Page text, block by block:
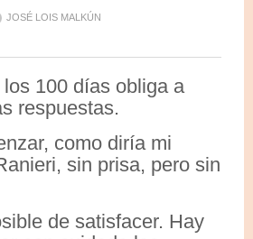
JOSÉ LOIS MALKÚN
100 días obliga a
respuestas.
como diría mi
sin prisa, pero sin
de satisfacer. Hay